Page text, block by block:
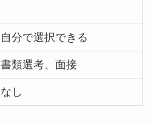
自分で選択できる
書類選考、面接
なし